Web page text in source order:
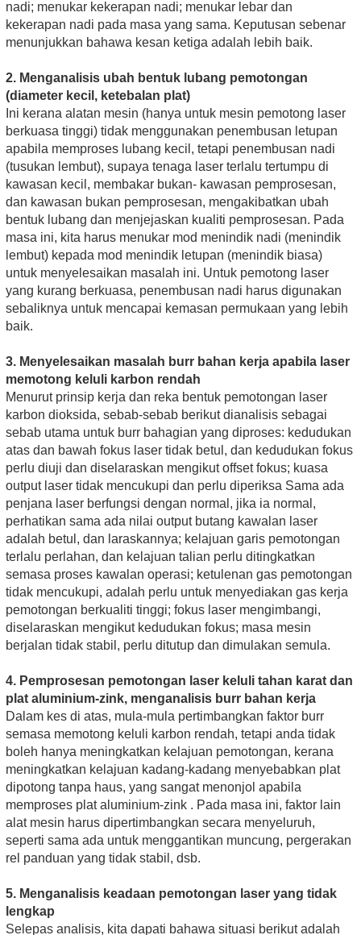
nadi; menukar kekerapan nadi; menukar lebar dan
kekerapan nadi pada masa yang sama. Keputusan sebenar
menunjukkan bahawa kesan ketiga adalah lebih baik.
2. Menganalisis ubah bentuk lubang pemotongan
(diameter kecil, ketebalan plat)
Ini kerana alatan mesin (hanya untuk mesin pemotong laser
berkuasa tinggi) tidak menggunakan penembusan letupan
apabila memproses lubang kecil, tetapi penembusan nadi
(tusukan lembut), supaya tenaga laser terlalu tertumpu di
kawasan kecil, membakar bukan- kawasan pemprosesan,
dan kawasan bukan pemprosesan, mengakibatkan ubah
bentuk lubang dan menjejaskan kualiti pemprosesan. Pada
masa ini, kita harus menukar mod menindik nadi (menindik
lembut) kepada mod menindik letupan (menindik biasa)
untuk menyelesaikan masalah ini. Untuk pemotong laser
yang kurang berkuasa, penembusan nadi harus digunakan
sebaliknya untuk mencapai kemasan permukaan yang lebih
baik.
3. Menyelesaikan masalah burr bahan kerja apabila laser
memotong keluli karbon rendah
Menurut prinsip kerja dan reka bentuk pemotongan laser
karbon dioksida, sebab-sebab berikut dianalisis sebagai
sebab utama untuk burr bahagian yang diproses: kedudukan
atas dan bawah fokus laser tidak betul, dan kedudukan fokus
perlu diuji dan diselaraskan mengikut offset fokus; kuasa
output laser tidak mencukupi dan perlu diperiksa Sama ada
penjana laser berfungsi dengan normal, jika ia normal,
perhatikan sama ada nilai output butang kawalan laser
adalah betul, dan laraskannya; kelajuan garis pemotongan
terlalu perlahan, dan kelajuan talian perlu ditingkatkan
semasa proses kawalan operasi; ketulenan gas pemotongan
tidak mencukupi, adalah perlu untuk menyediakan gas kerja
pemotongan berkualiti tinggi; fokus laser mengimbangi,
diselaraskan mengikut kedudukan fokus; masa mesin
berjalan tidak stabil, perlu ditutup dan dimulakan semula.
4. Pemprosesan pemotongan laser keluli tahan karat dan
plat aluminium-zink, menganalisis burr bahan kerja
Dalam kes di atas, mula-mula pertimbangkan faktor burr
semasa memotong keluli karbon rendah, tetapi anda tidak
boleh hanya meningkatkan kelajuan pemotongan, kerana
meningkatkan kelajuan kadang-kadang menyebabkan plat
dipotong tanpa haus, yang sangat menonjol apabila
memproses plat aluminium-zink . Pada masa ini, faktor lain
alat mesin harus dipertimbangkan secara menyeluruh,
seperti sama ada untuk menggantikan muncung, pergerakan
rel panduan yang tidak stabil, dsb.
5. Menganalisis keadaan pemotongan laser yang tidak
lengkap
Selepas analisis, kita dapati bahawa situasi berikut adalah